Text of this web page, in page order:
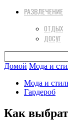
РАЗВЛЕЧЕНИЕ
ОТДЫХ
ДОСУГ
Домой Мода и
Мода и
Гардероб
Как